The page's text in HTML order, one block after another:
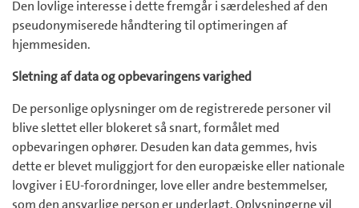
Den lovlige interesse i dette fremgår i særdeleshed af den
pseudonymiserede håndtering til optimeringen af
hjemmesiden.
Sletning af data og opbevaringens varighed
De personlige oplysninger om de registrerede personer vil
blive slettet eller blokeret så snart, formålet med
opbevaringen ophører. Desuden kan data gemmes, hvis
dette er blevet muliggjort for den europæiske eller nationale
lovgiver i EU-forordninger, love eller andre bestemmelser,
som den ansvarlige person er underlagt. Oplysningerne vil